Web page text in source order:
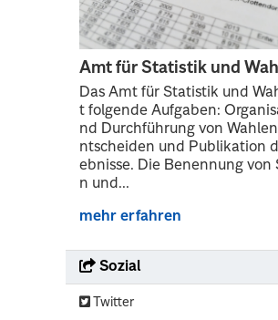
Amt für Statistik und
Das Amt für Statistik und
t folgende Aufgaben:
nd Durchführung von
ntscheiden und Publikation
ebnisse. Die Benennung von
n und...
mehr erfahren
Sozial
Twitter